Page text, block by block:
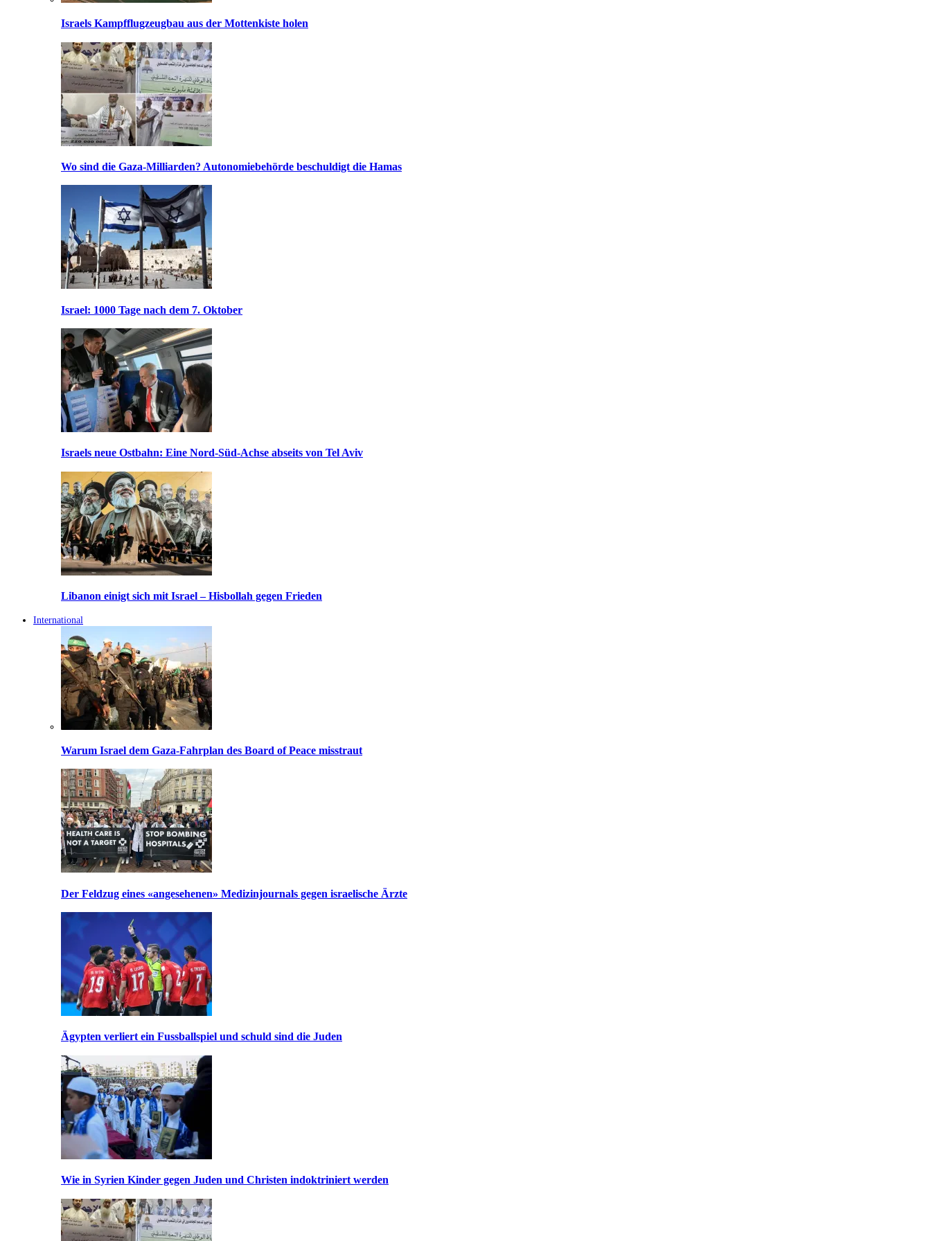
Israels Kampfflugzeugbau aus der Mottenkiste holen
Wo sind die Gaza-Milliarden? Autonomiebehörde beschuldigt die Hamas
Israel: 1000 Tage nach dem 7. Oktober
Israels neue Ostbahn: Eine Nord-Süd-Achse abseits von Tel Aviv
Libanon einigt sich mit Israel – Hisbollah gegen Frieden
International
Warum Israel dem Gaza-Fahrplan des Board of Peace misstraut
Der Feldzug eines «angesehenen» Medizinjournals gegen israelische Ärzte
Ägypten verliert ein Fussballspiel und schuld sind die Juden
Wie in Syrien Kinder gegen Juden und Christen indoktriniert werden